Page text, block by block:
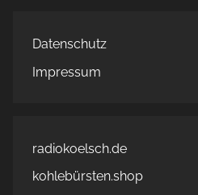
Datenschutz
Impressum
radiokoelsch.de
kohlebürsten.shop